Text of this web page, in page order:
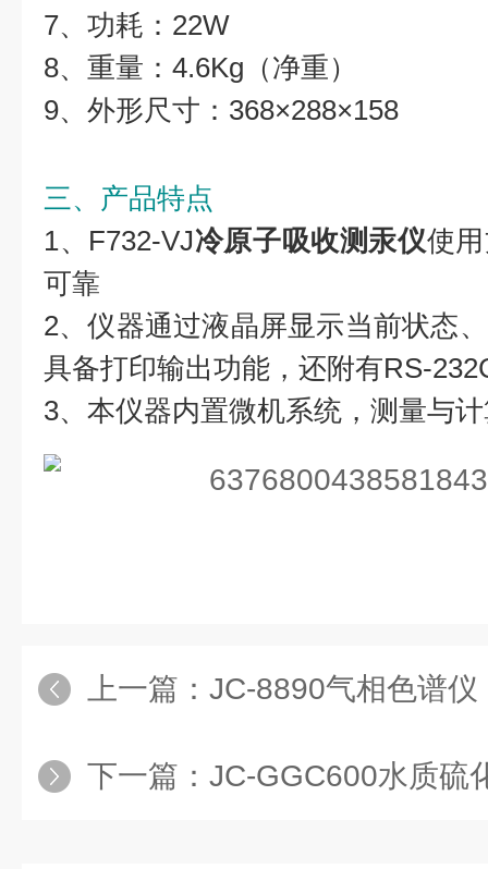
7、功耗：22W
8、重量：4.6Kg（净重）
9、外形尺寸：368×288×158
三、产品特点
1、F732-VJ冷原子吸收测汞仪使
可靠
2、仪器通过液晶屏显示当前状态
具备打印输出功能，还附有RS-
3、本仪器内置微机系统，测量与
上一篇： JC-8890气相色谱仪
下一篇： JC-GGC600水质硫化